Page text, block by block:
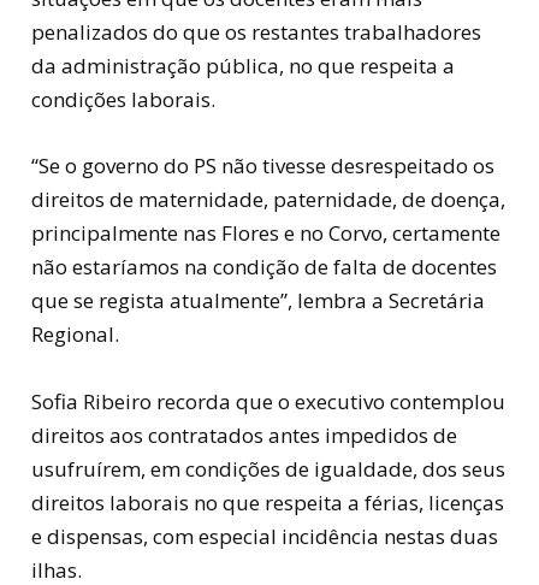
penalizados do que os restantes trabalhadores
da administração pública, no que respeita a
condições laborais.
“Se o governo do PS não tivesse desrespeitado os
direitos de maternidade, paternidade, de doença,
principalmente nas Flores e no Corvo, certamente
não estaríamos na condição de falta de docentes
que se regista atualmente”, lembra a Secretária
Regional.
Sofia Ribeiro recorda que o executivo contemplou
direitos aos contratados antes impedidos de
usufruírem, em condições de igualdade, dos seus
direitos laborais no que respeita a férias, licenças
e dispensas, com especial incidência nestas duas
ilhas.